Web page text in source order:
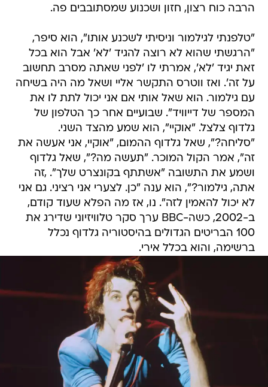
הרבה כוח רצון, חזון ושכנוע שמסתובבים פה.
"טלפנתי לגילמור וניסיתי לשכנע אותו", הוא סיפר,
"הרגשתי שהוא לא רוצה להגיד 'לא' אבל הוא בכל
זאת יגיד 'לא', אמרתי לו 'לפני שאתה מסרב תחשוב
על זה'. ואז ווטרס התקשר אליי ושאל מה היה בשיחה
עם גילמור. הוא שאל אותי אם אני יכול לתת לו את
המספר של דייוויד". שבועיים אחר כך הטלפון של
גלדוף צלצל. "אוקיי", הוא שמע מהצד השני.
"סליחה?", שאל גלדוף ההמום, "אוקיי, אני אעשה את
זה", אמר הקול המוכר. "תעשה מה?", שאל גלדוף
ושמע את התשובה "אשתתף בקונצרט שלך". ,זה
אתה, גילמור?", הוא ענה "כן. לצערי אני רציני. גם אני
לא יכול להאמין לזה". נו, אז מה הפלא שעוד קודם,
ב-2002, כשה-BBC ערך סקר טלוויזיוני שדירג את
100 הבריטים הגדולים בהיסטוריה גלדוף נכלל
ברשימה, והוא בכלל אירי.